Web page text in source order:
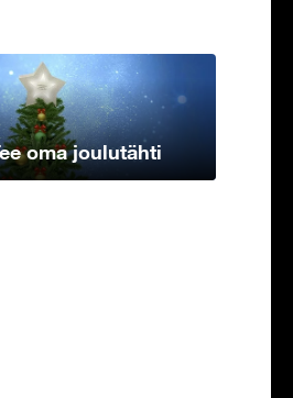
oma joulutähti